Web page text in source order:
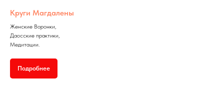
Круги Магдалены
Женские Воронки,
Даосские практики,
Медитации.
Подробнее